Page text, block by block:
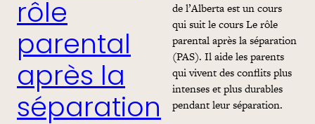
rôle
parental
après la
séparation
de l’Alberta est un cours
qui suit le cours Le rôle
parental après la séparation
(PAS). Il aide les parents
qui vivent des conflits plus
intenses et plus durables
pendant leur séparation.